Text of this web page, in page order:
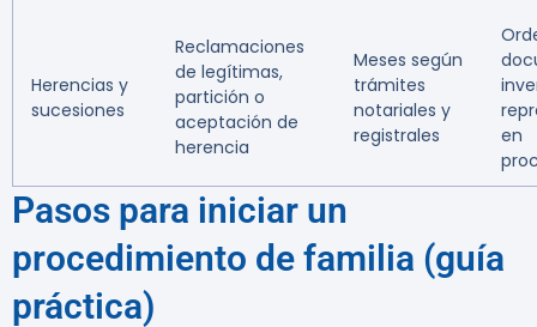
Herencias y
sucesiones
Reclamaciones
de legítimas,
partición o
aceptación de
herencia
Meses según
trámites
notariales y
registrales
en
Pasos para iniciar un
procedimiento de familia (guía
práctica)